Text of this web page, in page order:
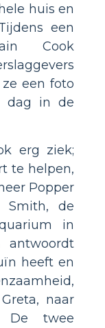
huis en
een
Cook
een foto
dag in de
erg ziek;
te helpen,
Popper
Smith, de
in
antwoordt
heeft en
naar
De twee